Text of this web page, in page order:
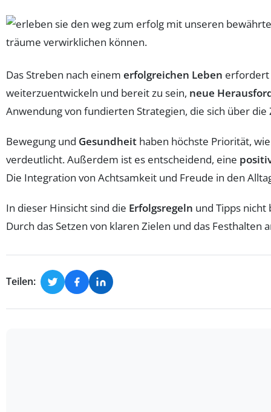
Das Streben nach einem erfolgreichen Leben erfordert
weiterzuentwickeln und bereit zu sein, neue
Anwendung von fundierten Strategien, die sich über
Bewegung und Gesundheit haben höchste Priorität,
verdeutlicht. Außerdem ist es entscheidend, eine
Die Integration von Achtsamkeit und Freude in den
In dieser Hinsicht sind die Erfolgsregeln und Tipps nicht
Durch das Setzen von klaren Zielen und das
Teilen: